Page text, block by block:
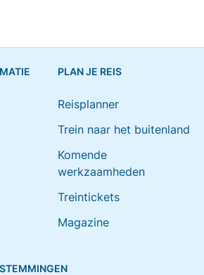
PLAN JE REIS
Reisplanner
Trein naar het buitenland
Komende
werkzaamheden
Treintickets
Magazine